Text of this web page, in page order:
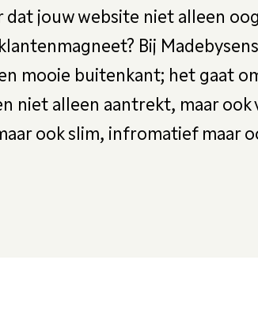
jouw website niet alleen
Bij
mooie buitenkant; het gaat
niet alleen aantrekt, maar ook
ook slim, infromatief maar